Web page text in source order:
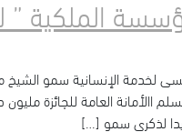
الملكية ”
لخدمة الإنسانية سمو الشيخ
االأمانة العامة للجائزة